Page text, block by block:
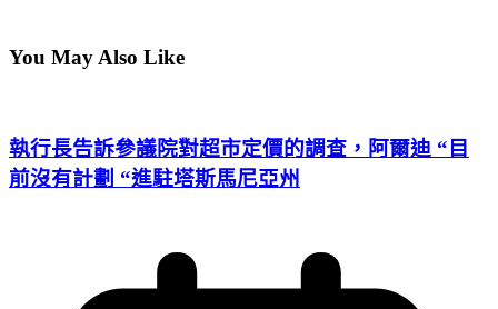
You May Also Like
執行長告訴參議院對超市定價的調查，阿爾迪 “目
前沒有計劃 “進駐塔斯馬尼亞州